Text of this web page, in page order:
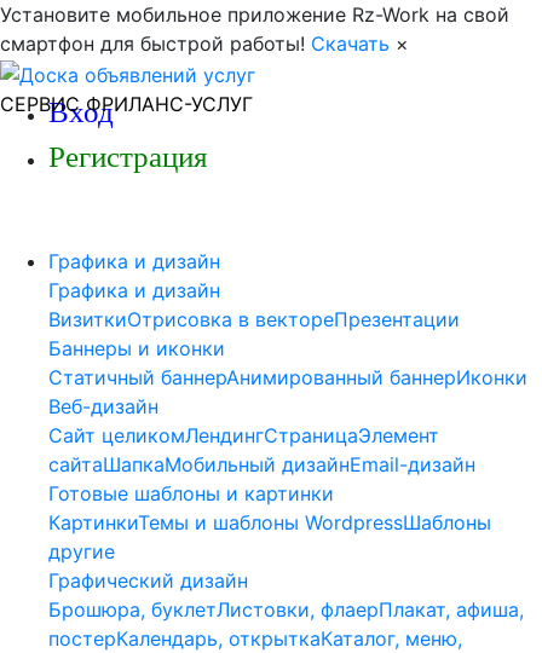
Установите мобильное приложение Rz-Work на свой
смартфон для быстрой работы! Скачать ×
СЕРВИС ФРИЛАНС-УСЛУГ
Вход
Регистрация
Графика и дизайн
Графика и дизайн
ВизиткиОтрисовка в вектореПрезентации
Баннеры и иконки
Статичный баннерАнимированный баннерИконки
Веб-дизайн
Сайт целикомЛендингСтраницаЭлемент
сайтаШапкаМобильный дизайнEmail-дизайн
Готовые шаблоны и картинки
КартинкиТемы и шаблоны WordpressШаблоны
другие
Графический дизайн
Брошюра, буклетЛистовки, флаерПлакат, афиша,
постерКалендарь, открыткаКаталог, меню,